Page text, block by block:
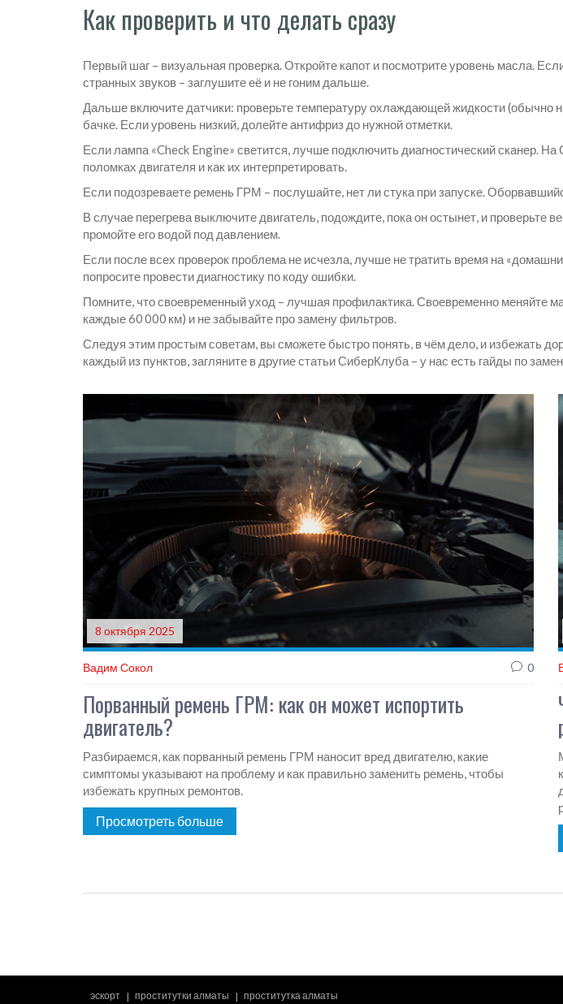
Как проверить и что делать сразу
Первый шаг – визуальная проверка. Откройте капот и посмотрите уровень масла.
странных звуков – заглушите её и не гоним дальше.
Дальше включите датчики: проверьте температуру охлаждающей жидкости
бачке. Если уровень низкий, долейте антифриз до нужной отметки.
Если лампа «Check Engine» светится, лучше подключить диагностический сканер.
поломках двигателя и как их интерпретировать.
Если подозреваете ремень ГРМ – послушайте, нет ли стука при запуске.
В случае перегрева выключите двигатель, подождите, пока он остынет, и проверьте
промойте его водой под давлением.
Если после всех проверок проблема не исчезла, лучше не тратить время на
попросите провести диагностику по коду ошибки.
Помните, что своевременный уход – лучшая профилактика. Своевременно меняйте
каждые 60 000 км) и не забывайте про замену фильтров.
Следуя этим простым советам, вы сможете быстро понять, в чём дело, и избежать
каждый из пунктов, загляните в другие статьи СиберКлуба – у нас есть гайды по
8 октября 2025
Вадим Сокол 0
Порванный ремень ГРМ: как он может испортить
двигатель?
Разбираемся, как порванный ремень ГРМ наносит вред двигателю, какие
симптомы указывают на проблему и как правильно заменить ремень, чтобы
избежать крупных ремонтов.
Просмотреть больше
эскорт проститутки алматы проститутка алматы